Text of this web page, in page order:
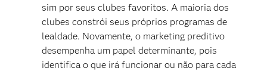
sim por seus clubes favoritos. A maioria dos
clubes constrói seus próprios programas de
lealdade. Novamente, o marketing preditivo
desempenha um papel determinante, pois
identifica o que irá funcionar ou não para cada